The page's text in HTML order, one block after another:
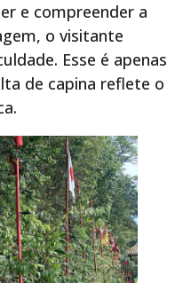
e compreender a
o visitante
Esse é apenas
de capina reflete o